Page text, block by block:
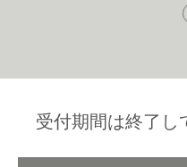
受付期間は終了し